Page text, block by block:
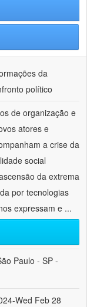
da
político
de organização e
atores e
a crise da
social
da extrema
por tecnologias
expressam e ...
Paulo - SP -
Wed Feb 28